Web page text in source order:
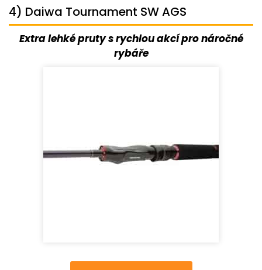
4) Daiwa Tournament SW AGS
Extra lehké pruty s rychlou akcí pro náročné
rybáře